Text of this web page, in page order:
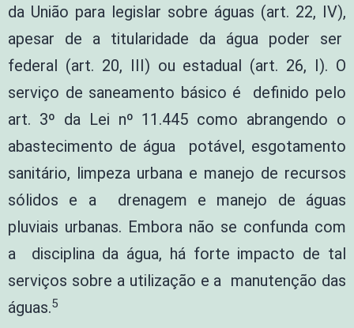
da União para legislar sobre águas (art. 22, IV),
apesar de a titularidade da água poder ser
federal (art. 20, III) ou estadual (art. 26, I). O
serviço de saneamento básico é definido pelo
art. 3º da Lei nº 11.445 como abrangendo o
abastecimento de água potável, esgotamento
sanitário, limpeza urbana e manejo de recursos
sólidos e a drenagem e manejo de águas
pluviais urbanas. Embora não se confunda com
a disciplina da água, há forte impacto de tal
serviços sobre a utilização e a manutenção das
águas.5